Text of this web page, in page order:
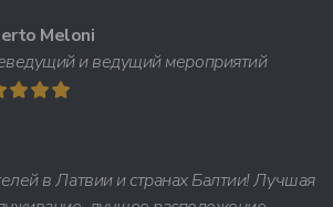
Meloni
и ведущий мероприятий
в Латвии и странах Балтии! Лучшая